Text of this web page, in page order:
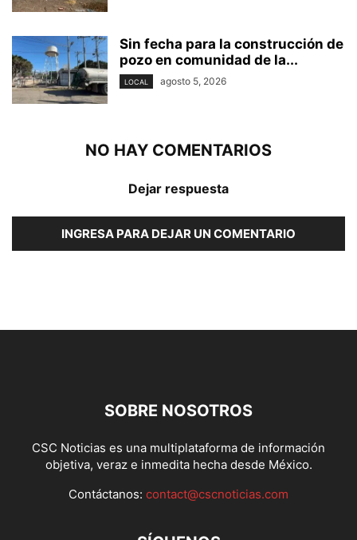
Sin fecha para la construcción de
pozo en comunidad de la...
LOCAL agosto 5, 2026
NO HAY COMENTARIOS
Dejar respuesta
INGRESA PARA DEJAR UN COMENTARIO
SOBRE NOSOTROS
CSC Noticias es una multiplataforma de información
objetiva, veraz e inmedita hecha desde México.
Contáctanos: contact@cscnoticias.com